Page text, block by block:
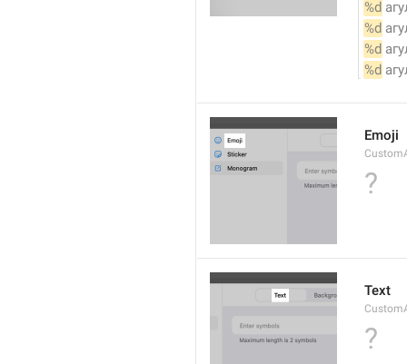
%d
%d
%d
%d
Emoji
?
Text
?